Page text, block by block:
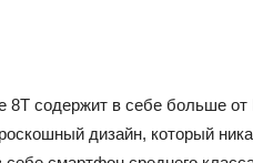
8T содержит в себе больше
дизайн, который